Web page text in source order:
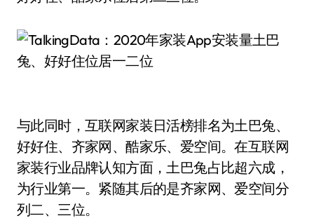
与此同时，互联网家装日活榜排名为土巴兔、
好好住、齐家网、酷家乐、爱空间。在互联网
家装行业品牌认知方面，土巴兔占比超六成，
为行业第一。紧随其后的是齐家网、爱空间分
列二、三位。